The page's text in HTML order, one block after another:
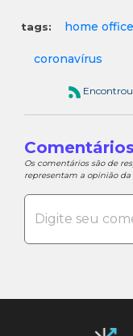
tags: home office
coronavírus
Os comentários são de
representam a opinião da